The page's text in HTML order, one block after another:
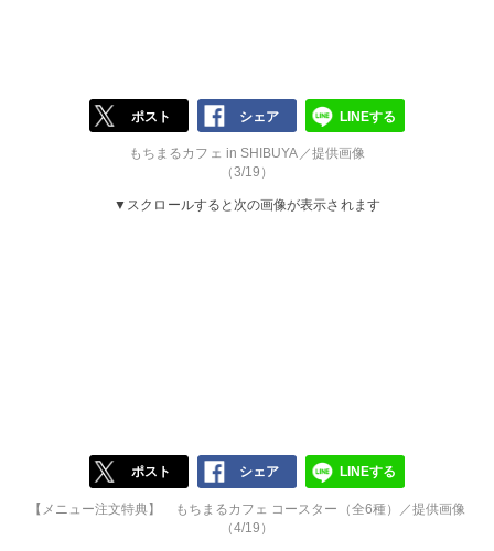
ポスト シェア LINEする
もちまるカフェ in SHIBUYA／提供画像
（3/19）
▼スクロールすると次の画像が表示されます
ポスト シェア LINEする
【メニュー注文特典】 もちまるカフェ コースター（全6種）／提供画像
（4/19）